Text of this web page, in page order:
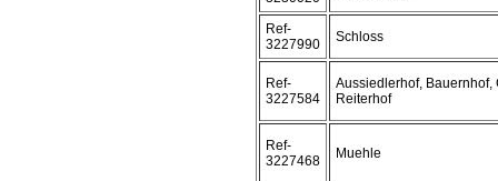
Ref-
3227990
Schloss
Ref-
3227584
Aussiedlerhof, Bauernhof,
Reiterhof
Ref-
3227468
Muehle